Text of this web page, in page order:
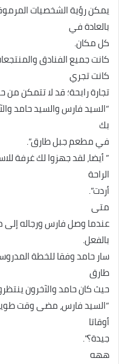
يمكن رؤية الشخصيات
بالعادة في
كل مكان.
كانت جميع الفنادق
كانت تجري
تجارة رابحة؛ قد لا تتمكن
“السيد فارس والسيد حامد
بك
في مطعم جبل طارق”.
” أيضا، لقد جهزوا لك غرفة
الراحة
أردت”.
متی
عندما وصل فارس ورجاله إلى
بالفعل.
سار حامد وفقا للخطة
طارق
حيث كان حامد والآخرون
“السيد فارس، مضى وقت
أوقاتا
جيدة؟”.
ههه